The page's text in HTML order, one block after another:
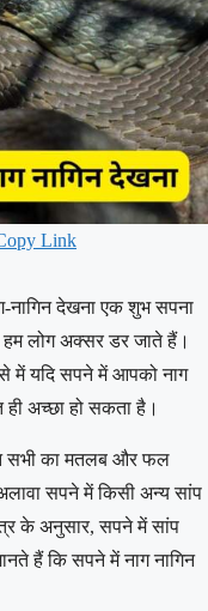
Link
नागिन देखना एक शुभ सपना
लोग अक्सर डर जाते हैं।
में यदि सपने में आपको नाग
अच्छा हो सकता है।
सभी का मतलब और फल
सपने में किसी अन्य सांप
के अनुसार, सपने में सांप
हैं कि सपने में नाग नागिन